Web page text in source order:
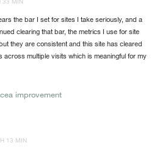
the bar I set for sites I take seriously, and a
clearing that bar, the metrics I use for site
they are consistent and this site has cleared
across multiple visits which is meaningful for my
improvement
13 MIN